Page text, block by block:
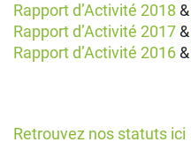
Rapport d’Activité 2018 &
Rapport d’Activité 2017 &
Rapport d’Activité 2016 &
Retrouvez nos statuts ici